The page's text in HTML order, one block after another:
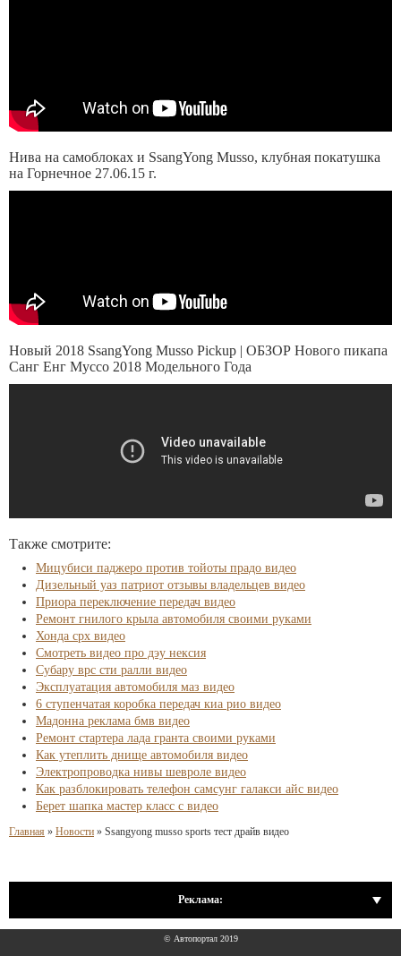
Нива на самоблоках и SsangYong Musso, клубная покатушка
на Горнечное 27.06.15 г.
Новый 2018 SsangYong Musso Pickup | ОБЗОР Нового пикапа
Санг Енг Муссо 2018 Модельного Года
Также смотрите:
Мицубиси паджеро против тойоты прадо видео
Дизельный уаз патриот отзывы владельцев видео
Приора переключение передач видео
Ремонт гнилого крыла автомобиля своими руками
Хонда срх видео
Смотреть видео про дэу нексия
Субару врс сти ралли видео
Эксплуатация автомобиля маз видео
6 ступенчатая коробка передач киа рио видео
Мадонна реклама бмв видео
Ремонт стартера лада гранта своими руками
Как утеплить днище автомобиля видео
Электропроводка нивы шевроле видео
Как разблокировать телефон самсунг галакси айс видео
Берет шапка мастер класс с видео
Главная » Новости » Ssangyong musso sports тест драйв видео
Реклама:
© Автопортал 2019